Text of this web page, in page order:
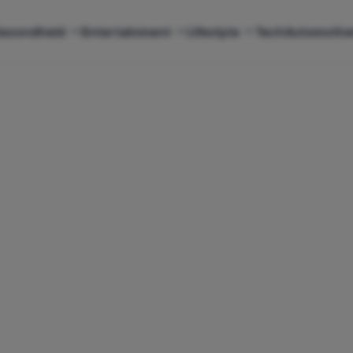
Entertainment Lifestyle Tech